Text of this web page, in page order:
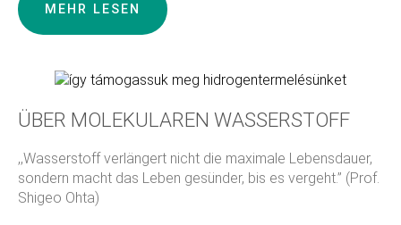
MEHR LESEN
ÜBER MOLEKULAREN WASSERSTOFF
,,Wasserstoff verlängert nicht die maximale Lebensdauer,
sondern macht das Leben gesünder, bis es vergeht.” (Prof.
Shigeo Ohta)